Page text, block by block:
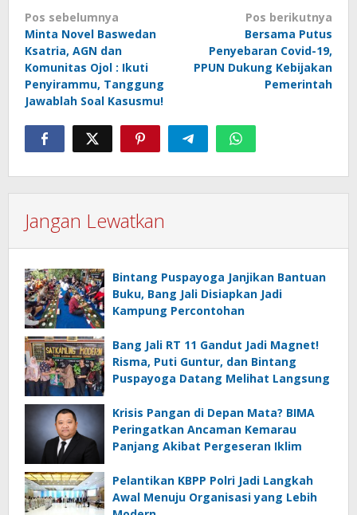
Navigasi
pos
Pos sebelumnya
Minta Novel Baswedan
Ksatria, AGN dan
Komunitas Ojol : Ikuti
Penyirammu, Tanggung
Jawablah Soal Kasusmu!
Pos berikutnya
Bersama Putus
Penyebaran Covid-19,
PPUN Dukung Kebijakan
Pemerintah
Jangan Lewatkan
Bintang Puspayoga Janjikan Bantuan
Buku, Bang Jali Disiapkan Jadi
Kampung Percontohan
Bang Jali RT 11 Gandut Jadi Magnet!
Risma, Puti Guntur, dan Bintang
Puspayoga Datang Melihat Langsung
Krisis Pangan di Depan Mata? BIMA
Peringatkan Ancaman Kemarau
Panjang Akibat Pergeseran Iklim
Pelantikan KBPP Polri Jadi Langkah
Awal Menuju Organisasi yang Lebih